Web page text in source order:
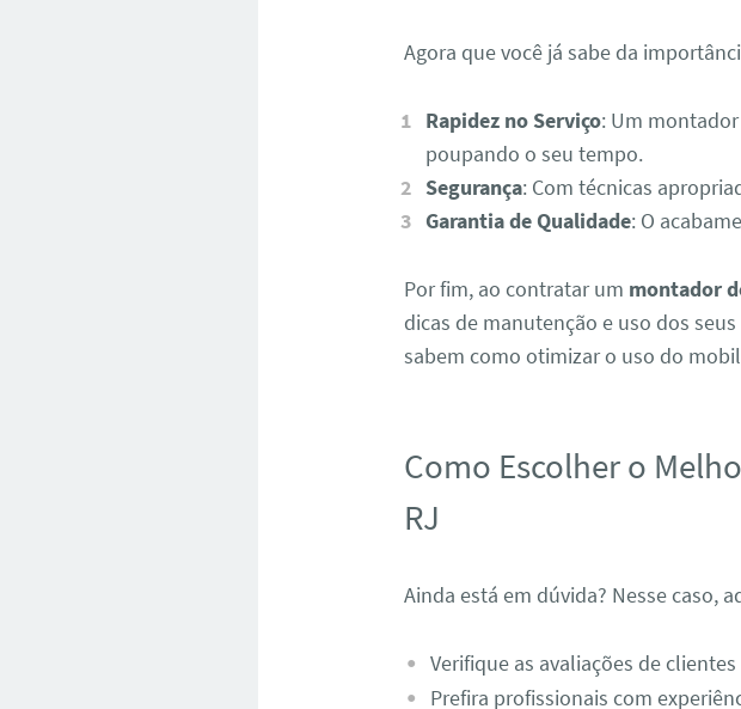
Agora que você já sabe da
Rapidez no Serviço: Um
poupando o seu tempo.
Segurança: Com técnicas
Garantia de Qualidade: O
Por fim, ao contratar um montador
dicas de manutenção e uso dos
sabem como otimizar o uso do
Como Escolher o
RJ
Ainda está em dúvida? Nesse caso,
Verifique as avaliações de
Prefira profissionais com